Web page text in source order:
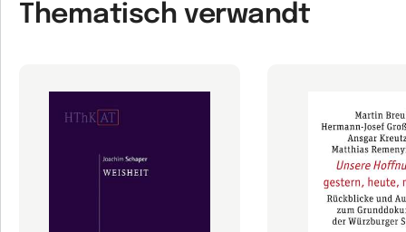
Thematisch verwandt